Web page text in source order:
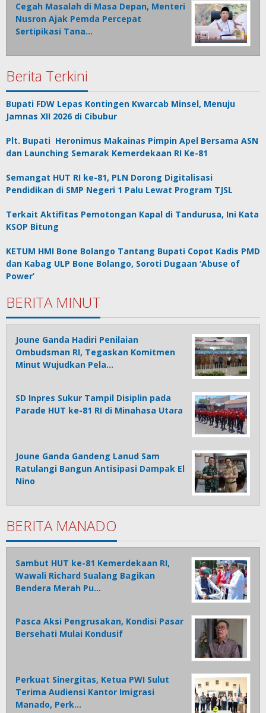
Cegah Masalah di Masa Depan, Menteri
Nusron Ajak Pemda Percepat
Sertipikasi Tana…
Berita Terkini
Bupati FDW Lepas Kontingen Kwarcab Minsel, Menuju
Jamnas XII 2026 di Cibubur
Plt. Bupati Heronimus Makainas Pimpin Apel Bersama ASN
dan Launching Semarak Kemerdekaan RI Ke-81
Semangat HUT RI ke-81, PLN Dorong Digitalisasi
Pendidikan di SMP Negeri 1 Palu Lewat Program TJSL
Terkait Aktifitas Pemotongan Kapal di Tandurusa, Ini Kata
KSOP Bitung
KETUM HMI Bone Bolango Tantang Bupati Copot Kadis PMD
dan Kabag ULP Bone Bolango, Soroti Dugaan ‘Abuse of
Power’
BERITA MINUT
Joune Ganda Hadiri Penilaian
Ombudsman RI, Tegaskan Komitmen
Minut Wujudkan Pela…
SD Inpres Sukur Tampil Disiplin pada
Parade HUT ke-81 RI di Minahasa Utara
Joune Ganda Gandeng Lanud Sam
Ratulangi Bangun Antisipasi Dampak El
Nino
BERITA MANADO
Sambut HUT ke-81 Kemerdekaan RI,
Wawali Richard Sualang Bagikan
Bendera Merah Pu…
Pasca Aksi Pengrusakan, Kondisi Pasar
Bersehati Mulai Kondusif
Perkuat Sinergitas, Ketua PWI Sulut
Terima Audiensi Kantor Imigrasi
Manado, Perk…